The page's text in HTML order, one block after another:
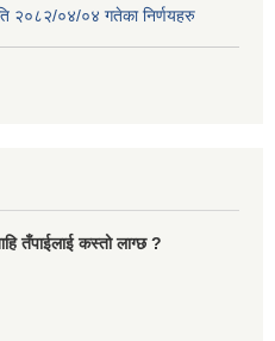
२०८२/०४/०४ गतेका निर्णयहरु
तँपाईलाई कस्तो लाग्छ ?